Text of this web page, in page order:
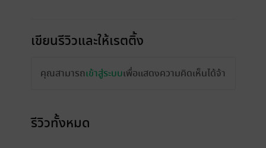
เขียนรีวิวและให้เรตติ้ง
คุณสามารถเข้าสู่ระบบเพื่อแสดงความคิดเห็นได้จ้า
รีวิวทั้งหมด